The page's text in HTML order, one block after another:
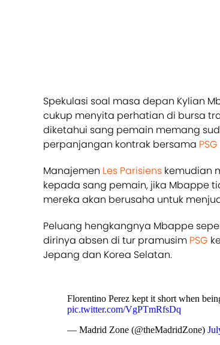
Spekulasi soal masa depan Kylian
cukup menyita perhatian di bursa
diketahui sang pemain memang
perpanjangan kontrak bersama PSG
Manajemen Les Parisiens kemudian
kepada sang pemain, jika Mbappe
mereka akan berusaha untuk
Peluang hengkangnya Mbappe
dirinya absen di tur pramusim PSG
Jepang dan Korea Selatan.
Florentino Perez kept it short when
pic.twitter.com/VgPTmRfsDq
— Madrid Zone (@theMadridZone)